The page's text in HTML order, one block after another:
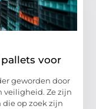
voor
geworden door
veiligheid. Ze zijn
op zoek zijn